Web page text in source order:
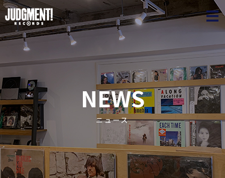
NEWS
ニュース